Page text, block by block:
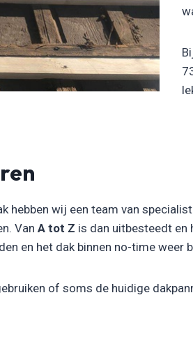
hebben wij een team van
Van A tot Z is dan uitbesteedt en
en het dak binnen no-time
of soms de huidige